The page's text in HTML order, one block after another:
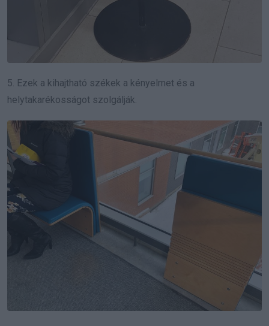
5. Ezek a kihajtható székek a kényelmet és a
helytakarékosságot szolgálják.